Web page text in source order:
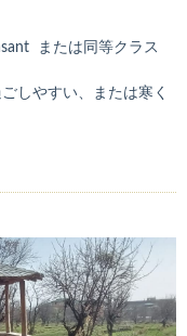
または同等クラス
しやすい、または寒く